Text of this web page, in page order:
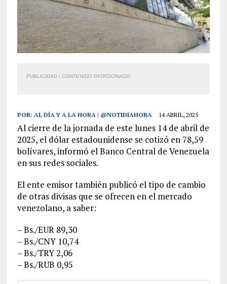
PUBLICIDAD / CONTENIDO PATROCINADO
POR: AL DÍA Y A LA HORA | @NOTIDIAHORA 14 ABRIL, 2025
Al cierre de la jornada de este lunes 14 de abril de
2025, el dólar estadounidense se cotizó en 78,59
bolívares, informó el Banco Central de Venezuela
en sus redes sociales.
El ente emisor también publicó el tipo de cambio
de otras divisas que se ofrecen en el mercado
venezolano, a saber:
– Bs./EUR 89,30
– Bs./CNY 10,74
– Bs./TRY 2,06
– Bs./RUB 0,95